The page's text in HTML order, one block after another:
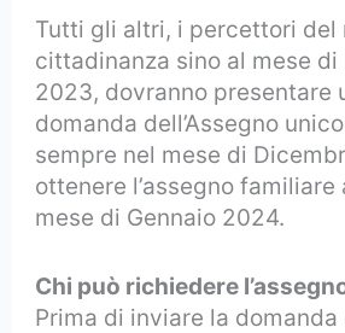
Tutti gli altri, i percettori del
cittadinanza sino al mese di
2023, dovranno presentare
domanda dell’Assegno
sempre nel mese di
ottenere l’assegno
mese di Gennaio 2024.
Chi può richiedere
Prima di inviare la domanda